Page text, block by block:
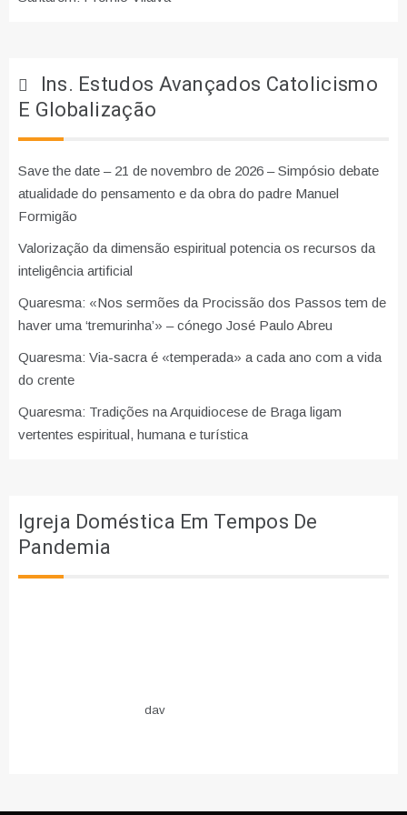
Ins. Estudos Avançados Catolicismo
E Globalização
Save the date – 21 de novembro de 2026 – Simpósio debate
atualidade do pensamento e da obra do padre Manuel
Formigão
Valorização da dimensão espiritual potencia os recursos da
inteligência artificial
Quaresma: «Nos sermões da Procissão dos Passos tem de
haver uma ‘tremurinha’» – cónego José Paulo Abreu
Quaresma: Via-sacra é «temperada» a cada ano com a vida
do crente
Quaresma: Tradições na Arquidiocese de Braga ligam
vertentes espiritual, humana e turística
Igreja Doméstica Em Tempos De
Pandemia
dav